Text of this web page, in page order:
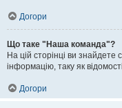
Догори
Що таке "Наша команда"?
На цій сторінці ви знайдете
інформацію, таку як
Догори